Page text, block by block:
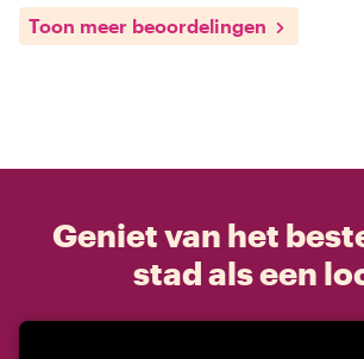
Toon meer beoordelingen
Geniet van het
stad als een